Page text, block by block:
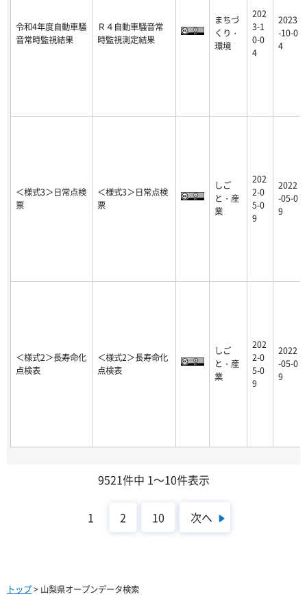
令和4年度自動車騒
音常時監視結果
Ｒ４自動車騒音常
時監視測定結果
まちづ
くり・
環境
202
3-1
0-0
4
2023
-10-0
4
＜様式3＞日常点検
票
＜様式3＞日常点検
票
しご
と・産
業
202
2-0
5-0
9
2022
-05-0
9
＜様式2＞長寿命化
点検表
＜様式2＞長寿命化
点検表
しご
と・産
業
202
2-0
5-0
9
2022
-05-0
9
9521件中 1～10件表示
1 2 10 次へ
トップ> 山梨県オープンデータ検索